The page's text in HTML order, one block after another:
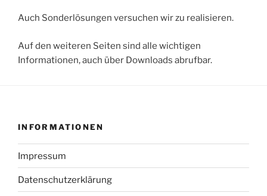
Auch Sonderlösungen versuchen wir zu realisieren.
Auf den weiteren Seiten sind alle wichtigen
Informationen, auch über Downloads abrufbar.
INFORMATIONEN
Impressum
Datenschutzerklärung